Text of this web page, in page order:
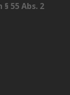
55 Abs. 2